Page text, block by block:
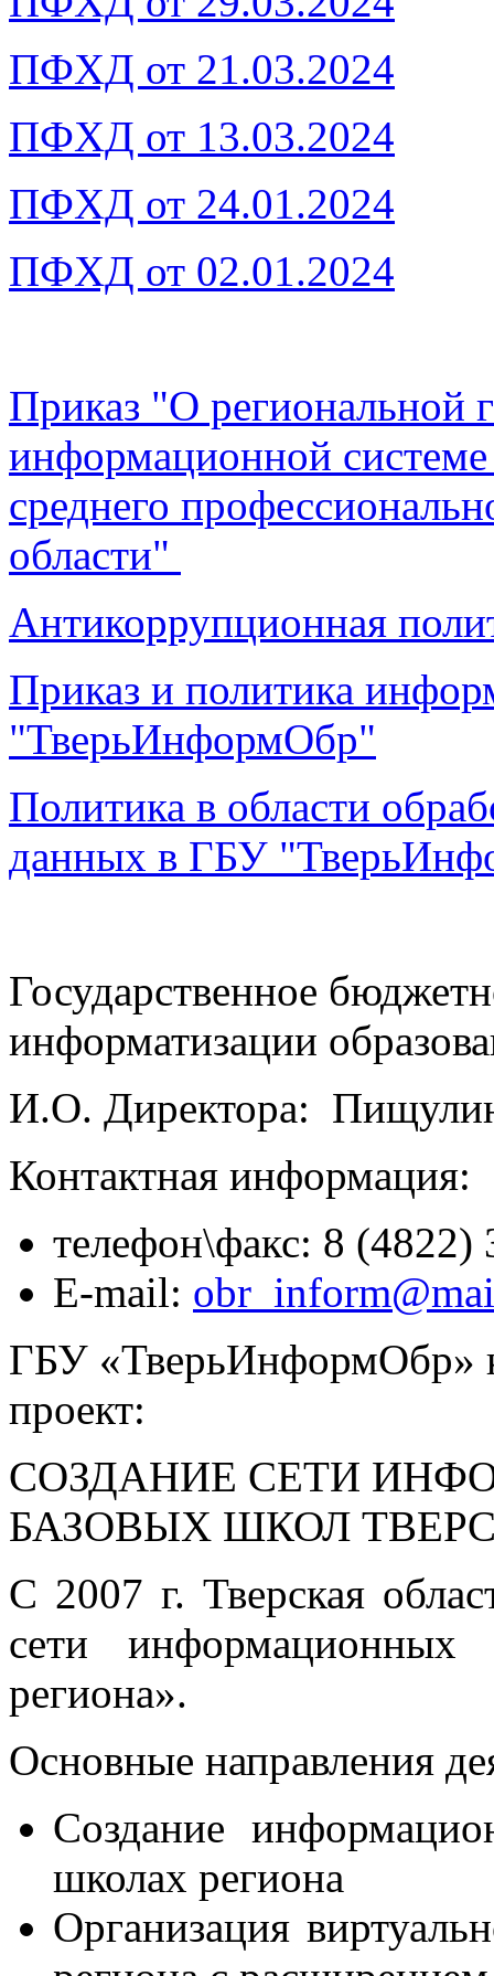
ПФХД от 21.03.2024
ПФХД от 13.03.2024
ПФХД от 24.01.2024
ПФХД от 02.01.2024
Приказ "О региональной
информационной
среднего
области"
Антикоррупционная
Приказ и политика
"ТверьИнформОбр"
Политика в области
данных в ГБУ
Государственное
информатизации
И.О. Директора:
Контактная информация:
телефон\факс: 8 (4822)
E-mail:
ГБУ «ТверьИнформОбр»
проект:
СОЗДАНИЕ СЕТИ
БАЗОВЫХ ШКОЛ
С 2007 г. Тверская
сети
региона».
Основные направления
Создание
школах региона
Организация